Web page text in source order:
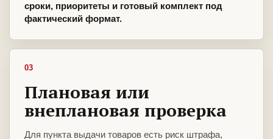
сроки, приоритеты и готовый комплект под
фактический формат.
03
Плановая или
внеплановая проверка
Для пункта выдачи товаров есть риск штрафа,